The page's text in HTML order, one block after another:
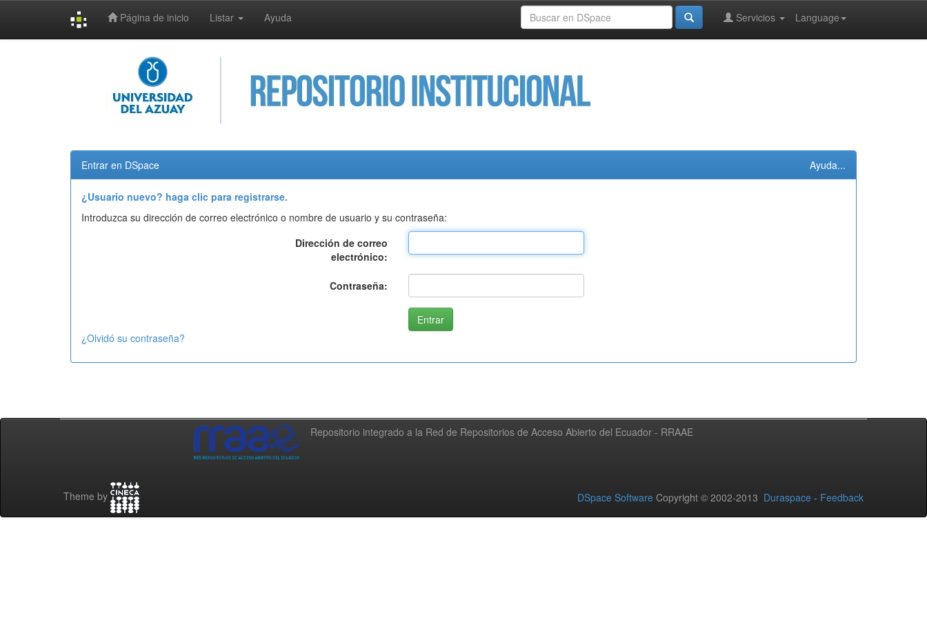
Página de inicio Listar Ayuda Language
Servicios
Entrar en DSpace Ayuda...
¿Usuario nuevo? haga clic para registrarse.
Introduzca su dirección de correo electrónico o nombre de usuario y su contraseña:
Dirección de correo
electrónico:
Contraseña:
¿Olvidó su contraseña?
Repositorio integrado a la Red de Repositorios de Acceso Abierto del Ecuador - RRAAE
Theme by DSpace Software Copyright © 2002-2013 Duraspace - Feedback